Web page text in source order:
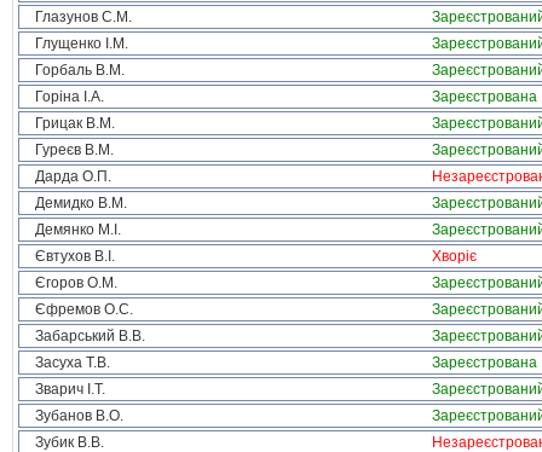
Глазунов С.М.
Глущенко І.М.
Горбаль В.М.
Горіна І.А.
Зареєстрована
Грицак В.М.
Гуреєв В.М.
Дарда О.П.
Демидко В.М.
Демянко М.І.
Євтухов В.І.
Хворіє
Єгоров О.М.
Єфремов О.С.
Забарський В.В.
Засуха Т.В.
Зареєстрована
Зварич І.Т.
Зубанов В.О.
Зубик В.В.